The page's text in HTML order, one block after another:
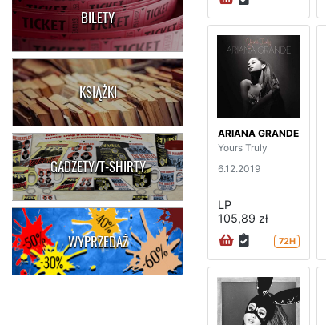
BILETY
KSIĄŻKI
GADŻETY/T-SHIRTY
WYPRZEDAŻ
ARIANA GRANDE
Yours Truly
6.12.2019
LP
105,89 zł
72H